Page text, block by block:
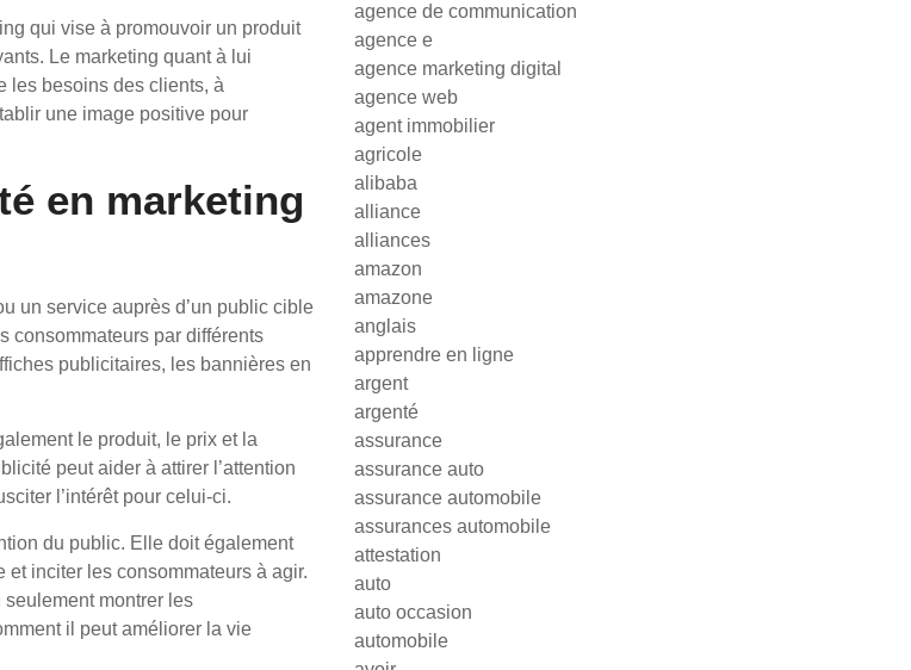
qui vise à promouvoir un produit
Le marketing quant à lui
les besoins des clients, à
une image positive pour
en marketing
un service auprès d’un public cible
consommateurs par différents
publicitaires, les bannières en
le produit, le prix et la
peut aider à attirer l’attention
l’intérêt pour celui-ci.
du public. Elle doit également
inciter les consommateurs à agir.
montrer les
il peut améliorer la vie
agence de communication
agence e
agence marketing digital
agence web
agent immobilier
agricole
alibaba
alliance
alliances
amazon
amazone
anglais
apprendre en ligne
argent
argenté
assurance
assurance auto
assurance automobile
assurances automobile
attestation
auto
auto occasion
automobile